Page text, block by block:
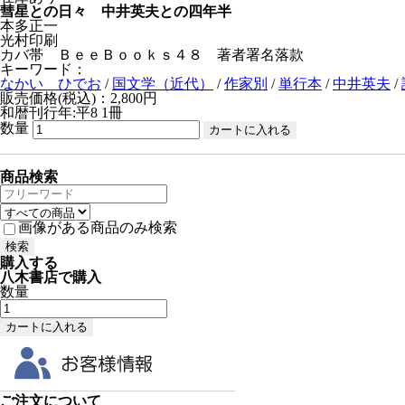
彗星との日々 中井英夫との四年半
本多正一
光村印刷
カバ帯 ＢｅｅＢｏｏｋｓ４８ 著者署名落款
キーワード：
なかい ひでお / 国文学（近代） /作家別 /単行本 /中井英夫 /
販売価格(税込)：2,800円
和暦刊行年:平8 1冊
数量
商品検索
画像がある商品のみ検索
購入する
八木書店で購入
数量
ご注文について